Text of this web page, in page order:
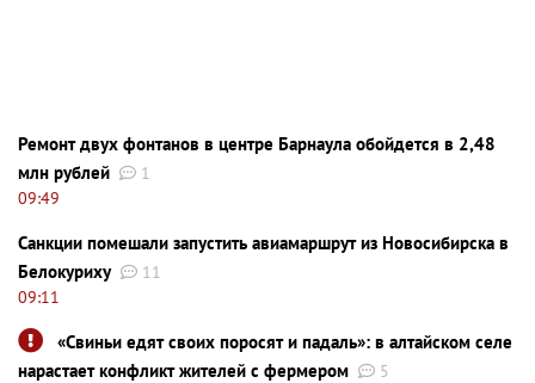
Ремонт двух фонтанов в центре Барнаула обойдется в 2,48
млн рублей
1
09:49
Санкции помешали запустить авиамаршрут из Новосибирска в
Белокуриху
11
09:11
«Свиньи едят своих поросят и падаль»: в алтайском селе
нарастает конфликт жителей с фермером
5